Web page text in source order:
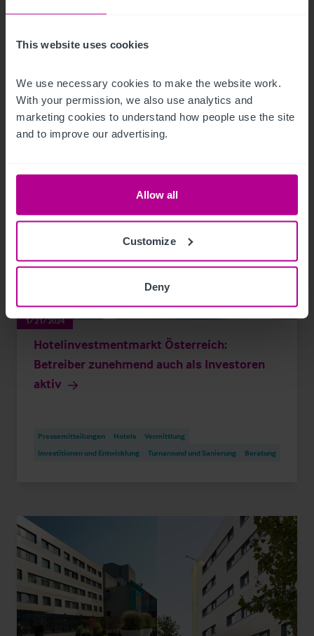
This website uses cookies
We use necessary cookies to make the website work.
With your permission, we also use analytics and
marketing cookies to understand how people use the site
and to improve our advertising.
Allow all
Customize
Deny
Austria als Betreiber
Investitionen und Entwicklung
1/21/2024
Hotelinvestmentmarkt Österreich:
Betreiber zunehmend auch als Investoren
aktiv
Pressemitteilungen Hotels
Vermittlung
Investitionen und Entwicklung
Turnaround und Sanierung Beratung